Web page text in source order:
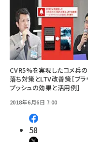
CVR5%を実現したコメ兵
落ち対策とLTV改善策［ブラ
プッシュの効果と活用例］
2018年6月6日 7:00
58